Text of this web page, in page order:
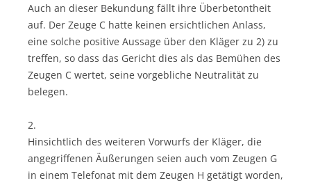
Auch an dieser Bekundung fällt ihre Überbetontheit
auf. Der Zeuge C hatte keinen ersichtlichen Anlass,
eine solche positive Aussage über den Kläger zu 2) zu
treffen, so dass das Gericht dies als das Bemühen des
Zeugen C wertet, seine vorgebliche Neutralität zu
belegen.
2.
Hinsichtlich des weiteren Vorwurfs der Kläger, die
angegriffenen Äußerungen seien auch vom Zeugen G
in einem Telefonat mit dem Zeugen H getätigt worden,